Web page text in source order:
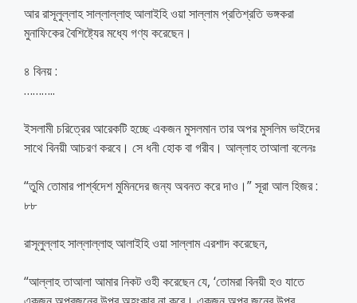
আর রাসূলুল্লাহ সাল্লাল্লাহু আলাইহি ওয়া সাল্লাম প্রতিশ্রতি ভঙ্গকরা
মুনাফিকের বৈশিষ্ট্যের মধ্যে গণ্য করেছেন।
৪ বিনয় :
………..
ইসলামী চরিত্রের আরেকটি হচ্ছে একজন মুসলমান তার অপর মুসলিম ভাইদের
সাথে বিনয়ী আচরণ করবে। সে ধনী হোক বা গরীব। আল্লাহ তাআলা বলেনঃ
“তুমি তোমার পার্শ্বদেশ মুমিনদের জন্য অবনত করে দাও।” সূরা আল হিজর :
৮৮
রাসূলুল্লাহ সাল্লাল্লাহু আলাইহি ওয়া সাল্লাম এরশাদ করেছেন,
“আল্লাহ তাআলা আমার নিকট ওহী করেছেন যে, ‘তোমরা বিনয়ী হও যাতে